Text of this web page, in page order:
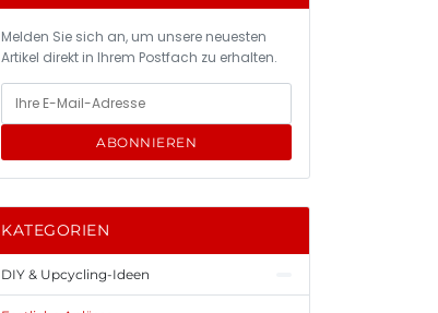
Melden Sie sich an, um unsere neuesten
Artikel direkt in Ihrem Postfach zu erhalten.
ABONNIEREN
KATEGORIEN
DIY & Upcycling-Ideen